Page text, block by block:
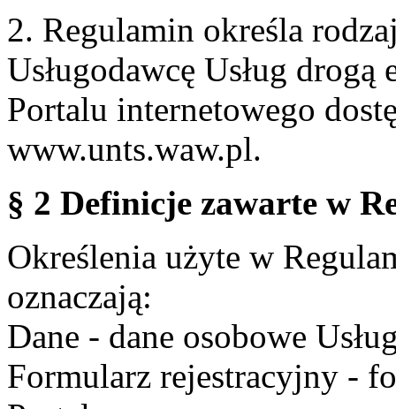
2. Regulamin określa
Usługodawcę Usług
Portalu internetowego
www.unts.waw.pl.
§ 2 Definicje zawarte w
Określenia użyte w
oznaczają:
Dane - dane osobowe
Formularz rejestracyjny -